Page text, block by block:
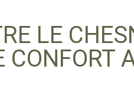
LE
CONFORT